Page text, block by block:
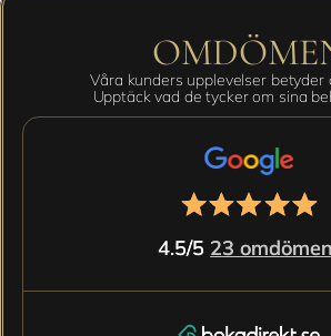
Våra kunders upplevelser betyder
Upptäck vad de tycker om sina
4.5/5 23 omdömen
4.5/5 23 omdömen